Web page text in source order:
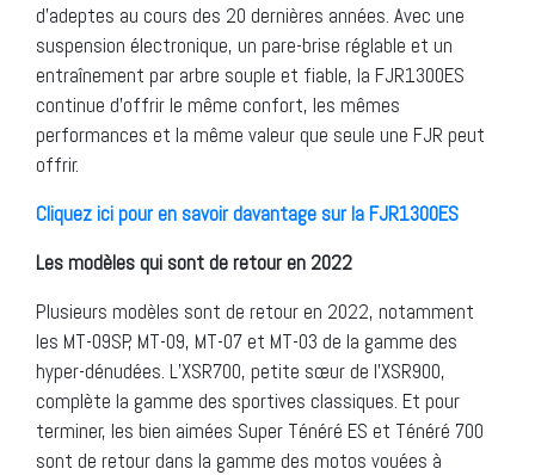
d’adeptes au cours des 20 dernières années. Avec une
suspension électronique, un pare-brise réglable et un
entraînement par arbre souple et fiable, la FJR1300ES
continue d’offrir le même confort, les mêmes
performances et la même valeur que seule une FJR peut
offrir.
Cliquez ici pour en savoir davantage sur la FJR1300ES
Les modèles qui sont de retour en 2022
Plusieurs modèles sont de retour en 2022, notamment
les MT-09SP, MT-09, MT-07 et MT-03 de la gamme des
hyper-dénudées. L’XSR700, petite sœur de l’XSR900,
complète la gamme des sportives classiques. Et pour
terminer, les bien aimées Super Ténéré ES et Ténéré 700
sont de retour dans la gamme des motos vouées à